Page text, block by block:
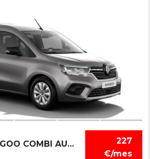
227
€/mes
RENAULT KANGOO COMBI AUTHENTIC